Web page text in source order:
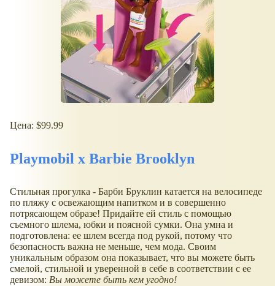
Цена: $99.99
Playmobil x Barbie Brooklyn
Стильная прогулка - Барби Бруклин катается на велосипеде
по пляжу с освежающим напитком и в совершенно
потрясающем образе! Придайте ей стиль с помощью
съемного шлема, юбки и поясной сумки. Она умна и
подготовлена: ее шлем всегда под рукой, потому что
безопасность важна не меньше, чем мода. Своим
уникальным образом она показывает, что вы можете быть
смелой, стильной и уверенной в себе в соответствии с ее
девизом: Вы можете быть кем угодно!